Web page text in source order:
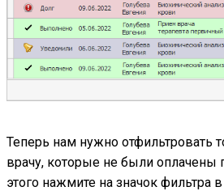
Теперь нам нужно отфильтровать
врачу, которые не были оплачены
этого нажмите на значок фильтра